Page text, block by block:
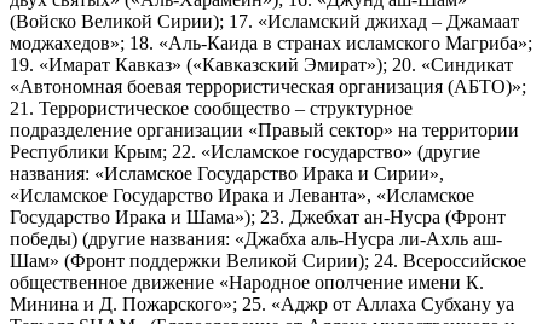
(Войско Великой Сирии); 17. «Исламский джихад – Джамаат
моджахедов»; 18. «Аль-Каида в странах исламского Магриба»;
19. «Имарат Кавказ» («Кавказский Эмират»); 20. «Синдикат
«Автономная боевая террористическая организация (АБТО)»;
21. Террористическое сообщество – структурное
подразделение организации «Правый сектор» на территории
Республики Крым; 22. «Исламское государство» (другие
названия: «Исламское Государство Ирака и Сирии»,
«Исламское Государство Ирака и Леванта», «Исламское
Государство Ирака и Шама»); 23. Джебхат ан-Нусра (Фронт
победы) (другие названия: «Джабха аль-Нусра ли-Ахль аш-
Шам» (Фронт поддержки Великой Сирии); 24. Всероссийское
общественное движение «Народное ополчение имени К.
Минина и Д. Пожарского»; 25. «Аджр от Аллаха Субхану уа